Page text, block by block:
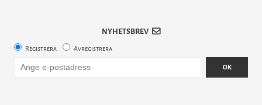
NYHETSBREV
Registrera Avregistrera
OK